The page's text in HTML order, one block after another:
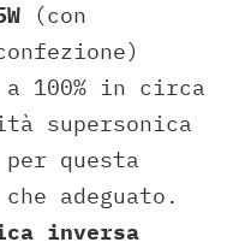
(con
100% in circa
supersonica
questa
adeguato.
inversa